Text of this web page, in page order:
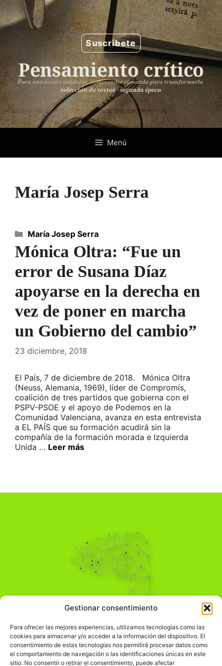
Gestionar consentimiento
Para ofrecer las mejores experiencias, utilizamos tecnologías como las
cookies para almacenar y/o acceder a la información del dispositivo. El
consentimiento de estas tecnologías nos permitirá procesar datos como
el comportamiento de navegación o las identificaciones únicas en este
sitio. No consentir o retirar el consentimiento, puede afectar
Saltar
al
contenido
Suscríbete
Menú
María Josep Serra
Mónica Oltra: “Fue un
error de Susana Díaz
apoyarse en la derecha en
vez de poner en marcha
un Gobierno del cambio”
23 diciembre, 2018
El País, 7 de diciembre de 2018. Mónica Oltra
(Neuss, Alemania, 1969), líder de Compromís,
coalición de tres partidos que gobierna con el
PSPV-PSOE y el apoyo de Podemos en la
Comunidad Valenciana, avanza en esta entrevista
a EL PAÍS que su formación acudirá sin la
compañía de la formación morada e Izquierda
Unida … Leer más
Categorías
María Josep Serra
Pensamiento Crítico
Comprender el mundo para transformarlo.
Información Legal